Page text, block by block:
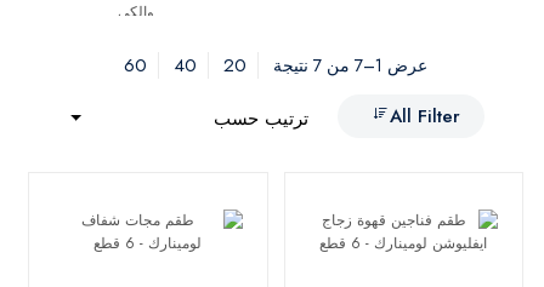
عرض 1–7 من 7 نتيجة 20
40
60
All Filter
ترتيب حسب